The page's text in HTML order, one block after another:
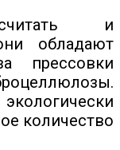
и
обладают
прессовки
количество